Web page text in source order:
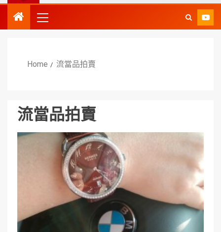
Home 流當品拍賣
流當品拍賣